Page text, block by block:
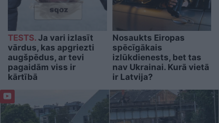
TESTS. Ja vari izlasīt
vārdus, kas apgriezti
augšpēdus, ar tevi
pagaidām viss ir
kārtībā
Nosaukts Eiropas
spēcīgākais
izlūkdienests, bet tas
nav Ukrainai. Kurā vietā
ir Latvija?